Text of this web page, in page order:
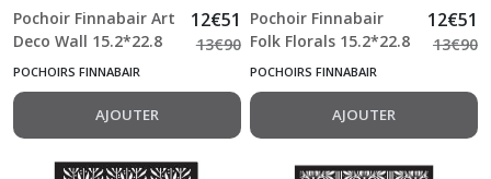
Pochoir Finnabair Art
Deco Wall 15.2*22.8
cm
12€51
13€90
POCHOIRS FINNABAIR
AJOUTER
Pochoir Finnabair
Folk Florals 15.2*22.8
cm
12€51
13€90
POCHOIRS FINNABAIR
AJOUTER